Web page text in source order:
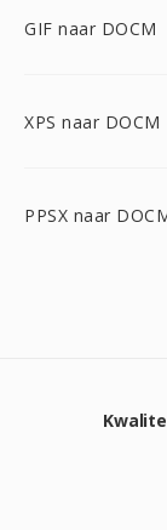
GIF naar DOCM
XPS naar DOCM
PPSX naar